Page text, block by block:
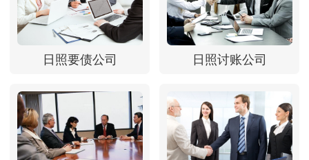
日照要债公司 日照讨账公司